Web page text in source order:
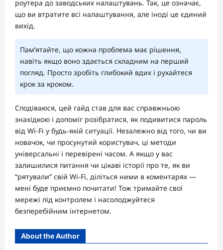
роутера до заводських налаштувань. Так, це означає,
що ви втратите всі налаштування, але іноді це єдиний
вихід.
Пам’ятайте, що кожна проблема має рішення,
навіть якщо воно здається складним на перший
погляд. Просто зробіть глибокий вдих і рухайтеся
крок за кроком.
Сподіваюся, цей гайд став для вас справжньою
знахідкою і допоміг розібратися, як подивитися пароль
від Wi-Fi у будь-якій ситуації. Незалежно від того, чи ви
новачок, чи просунутий користувач, ці методи
універсальні і перевірені часом. А якщо у вас
залишилися питання чи цікаві історії про те, як ви
“рятували” свій Wi-Fi, діліться ними в коментарях —
мені буде приємно почитати! Тож тримайте свої
мережі під контролем і насолоджуйтеся
безперебійним інтернетом.
About the Author